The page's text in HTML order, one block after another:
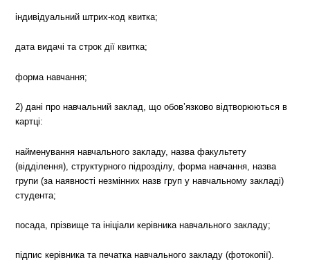
індивідуальний штрих-код квитка;
дата видачі та строк дії квитка;
форма навчання;
2) дані про навчальний заклад, що обов’язково відтворюються в
картці:
найменування навчального закладу, назва факультету
(відділення), структурного підрозділу, форма навчання, назва
групи (за наявності незмінних назв груп у навчальному закладі)
студента;
посада, прізвище та ініціали керівника навчального закладу;
підпис керівника та печатка навчального закладу (фотокопії).